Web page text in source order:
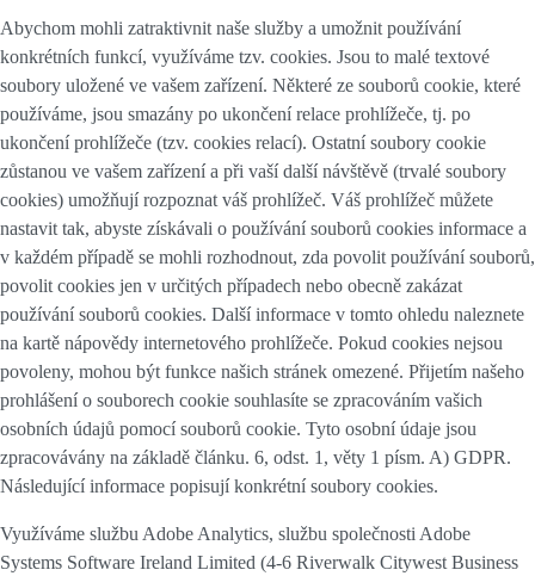
Abychom mohli zatraktivnit naše služby a umožnit používání
konkrétních funkcí, využíváme tzv. cookies. Jsou to malé textové
soubory uložené ve vašem zařízení. Některé ze souborů cookie, které
používáme, jsou smazány po ukončení relace prohlížeče, tj. po
ukončení prohlížeče (tzv. cookies relací). Ostatní soubory cookie
zůstanou ve vašem zařízení a při vaší další návštěvě (trvalé soubory
cookies) umožňují rozpoznat váš prohlížeč. Váš prohlížeč můžete
nastavit tak, abyste získávali o používání souborů cookies informace a
v každém případě se mohli rozhodnout, zda povolit používání souborů,
povolit cookies jen v určitých případech nebo obecně zakázat
používání souborů cookies. Další informace v tomto ohledu naleznete
na kartě nápovědy internetového prohlížeče. Pokud cookies nejsou
povoleny, mohou být funkce našich stránek omezené. Přijetím našeho
prohlášení o souborech cookie souhlasíte se zpracováním vašich
osobních údajů pomocí souborů cookie. Tyto osobní údaje jsou
zpracovávány na základě článku. 6, odst. 1, věty 1 písm. A) GDPR.
Následující informace popisují konkrétní soubory cookies.
Využíváme službu Adobe Analytics, službu společnosti Adobe
Systems Software Ireland Limited (4-6 Riverwalk Citywest Business